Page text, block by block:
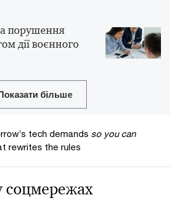
порушення
дії воєнного
більше
tech demands so you can
rewrites the rules
соцмережах